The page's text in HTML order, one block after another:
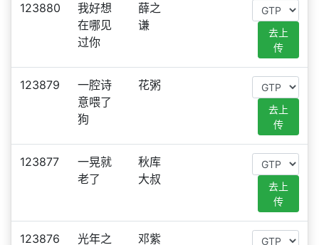
123880
我好想
在哪见
过你
薛之
谦
去上
传
123879
一腔诗
意喂了
狗
花粥
去上
传
123877
一晃就
老了
秋库
大叔
去上
传
123876
光年之
邓紫